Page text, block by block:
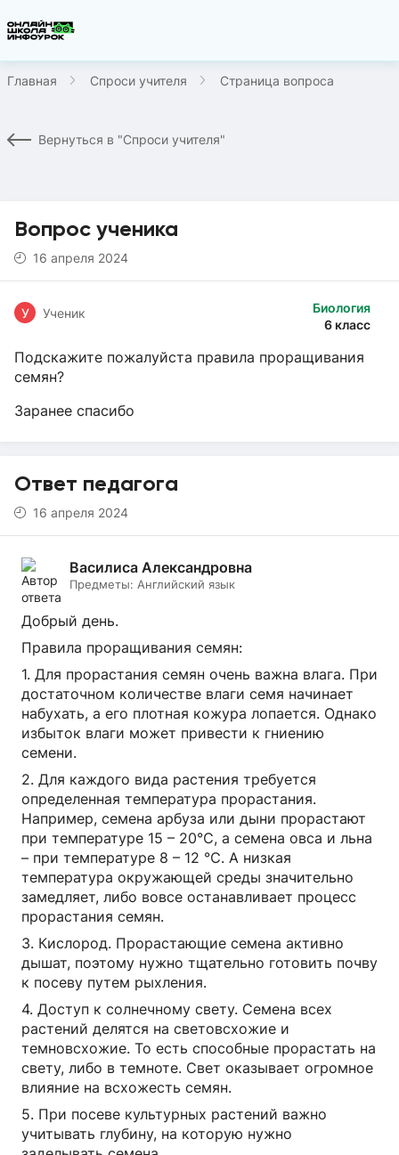
Главная Спроси учителя Страница вопроса
Вернуться в "Спроси учителя"
Вопрос ученика
16 апреля 2024
Биология
6 класс
У Ученик
Подскажите пожалуйста правила проращивания
семян?
Заранее спасибо
Ответ педагога
16 апреля 2024
Василиса Александровна
Предметы: Английский язык
Добрый день.
Правила проращивания семян:
1. Для прорастания семян очень важна влага. При
достаточном количестве влаги семя начинает
набухать, а его плотная кожура лопается. Однако
избыток влаги может привести к гниению
семени.
2. Для каждого вида растения требуется
определенная температура прорастания.
Например, семена арбуза или дыни прорастают
при температуре 15 – 20℃, а семена овса и льна
– при температуре 8 – 12 ℃. А низкая
температура окружающей среды значительно
замедляет, либо вовсе останавливает процесс
прорастания семян.
3. Кислород. Прорастающие семена активно
дышат, поэтому нужно тщательно готовить почву
к посеву путем рыхления.
4. Доступ к солнечному свету. Семена всех
растений делятся на световсхожие и
темновсхожие. То есть способные прорастать на
свету, либо в темноте. Свет оказывает огромное
влияние на всхожесть семян.
5. При посеве культурных растений важно
учитывать глубину, на которую нужно